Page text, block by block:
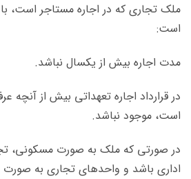
ملک تجاری که در اجاره مستاجر است،
است:
مدت اجاره بیش از یکسال نباشد.
در قرارداد اجاره تعهداتی بیش از آنچه
است، موجود نباشد.
در صورتی که ملک به صورت مسکونی،
اداری باشد و واحدهای تجاری به صورت